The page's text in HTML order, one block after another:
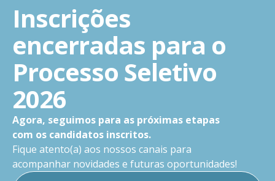
Inscrições
encerradas para o
Processo Seletivo
2026
Agora, seguimos para as próximas etapas
com os candidatos inscritos.
Fique atento(a) aos nossos canais para
acompanhar novidades e futuras oportunidades!